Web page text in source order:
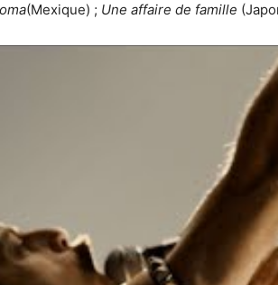
(Mexique) ; Une affaire de famille